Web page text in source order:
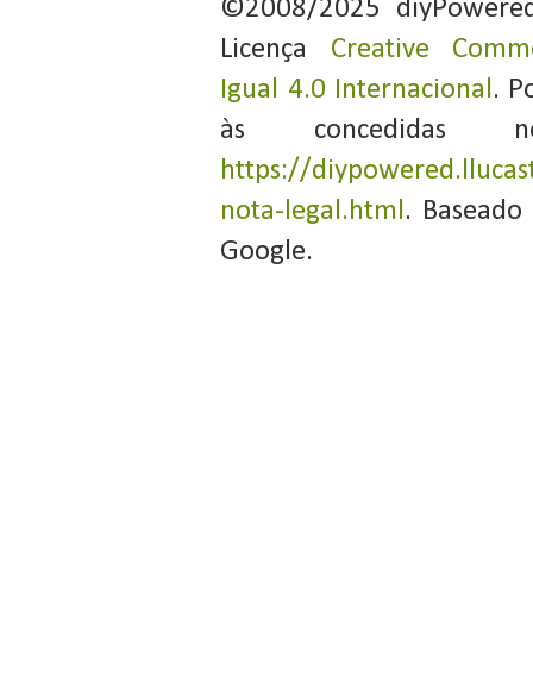
©2008/2025
Licença Creative
Igual 4.0 Internacional .
às concedidas
https://
nota-legal.html .
Google.